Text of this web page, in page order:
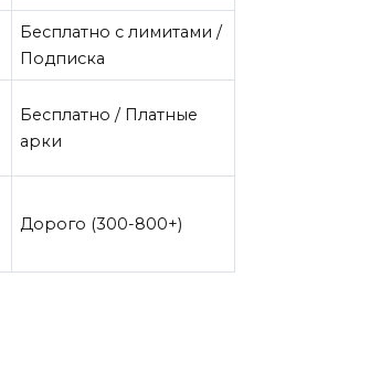
Бесплатно с лимитами /
Подписка
Бесплатно / Платные
арки
Дорого (300-800+)